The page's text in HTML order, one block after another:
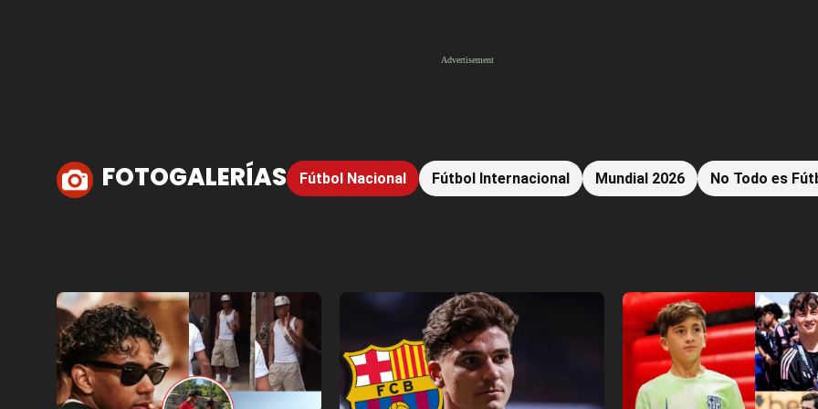
FOTOGALERÍAS Fútbol Nacional Fútbol Internacional Mundial 2026 No Todo es